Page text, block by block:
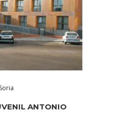
Soria
ANTONIO